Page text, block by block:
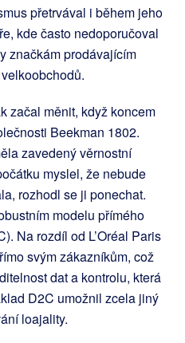
přetrvával i během jeho
kde často nedoporučoval
značkám prodávajícím
začal měnit, když koncem
Beekman 1802.
zavedený věrnostní
myslel, že nebude
rozhodl se ji ponechat.
modelu přímého
Na rozdíl od L’Oréal Paris
svým zákazníkům, což
dat a kontrolu, která
D2C umožnil zcela jiný
loajality.